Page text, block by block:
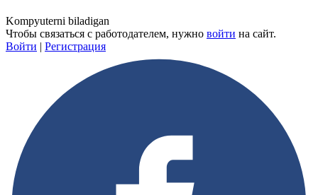
Kompyuterni biladigan
Чтобы связаться с работодателем, нужно войти на сайт.
Войти | Регистрация